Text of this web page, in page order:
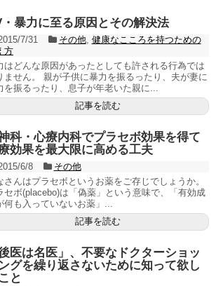
・暴力に至る原因とその解決法
7/31 その他, 健康なこころを持つための
方
はどんな原因があったとしても許される行為では
ません。 親が子供に暴力を振るったり、夫が妻に
を振るったり、息子が年老いた親に...
記事を読む
科・心療内科でプラセボ効果を得て
効果を最大限に高める工夫
6/8
その他
さんはプラセボというお薬をご存じでしょうか。
セボ(placebo)は「偽薬」という意味で、「有効成
何も入っていないお薬」...
記事を読む
後医は名医」、不要なドクターショッ
グを繰り返さないために知って欲し
と